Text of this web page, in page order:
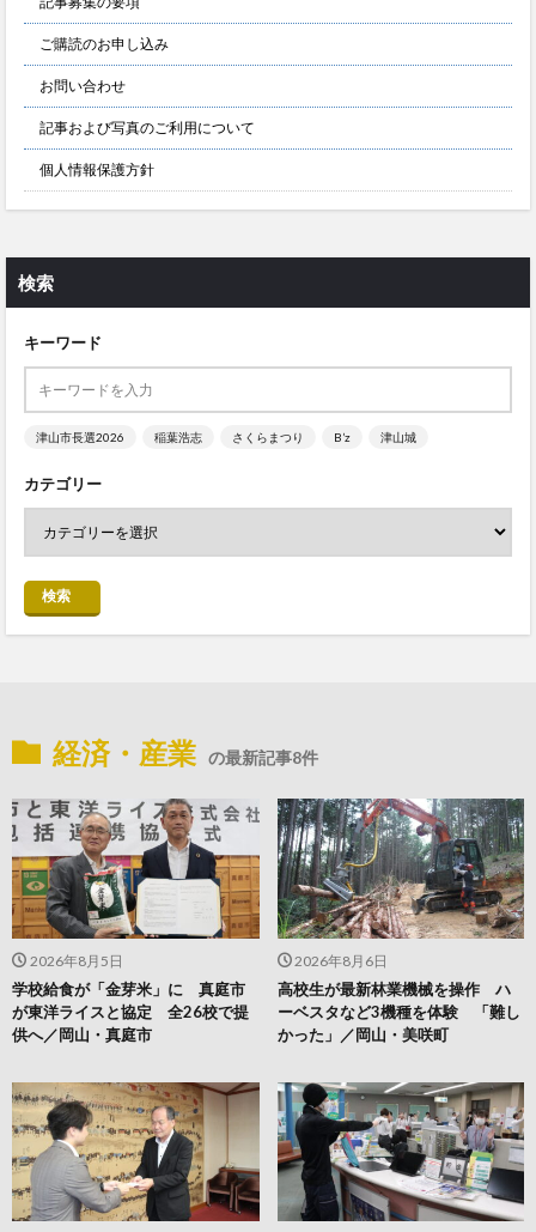
ご購読のお申し込み
お問い合わせ
記事および写真のご利用について
個人情報保護方針
検索
キーワード
津山市長選2026 稲葉浩志 さくらまつり B’z 津山城
カテゴリー
検索
経済・産業 の最新記事8件
2026年8月6日
高校生が最新林業機械を操作 ハ
ーベスタなど3機種を体験 「難し
かった」／岡山・美咲町
2026年8月5日
学校給食が「金芽米」に 真庭市
が東洋ライスと協定 全26校で提
供へ／岡山・真庭市